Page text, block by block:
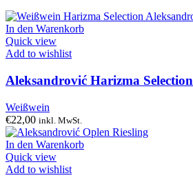
In den Warenkorb
Quick view
Add to wishlist
Aleksandrović Harizma Selection
Weißwein
€22,00 inkl. MwSt.
In den Warenkorb
Quick view
Add to wishlist